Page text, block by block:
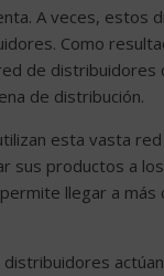
A veces, estos
Como
de distribuidores
de distribución.
esta vasta
sus productos a
llegar a más